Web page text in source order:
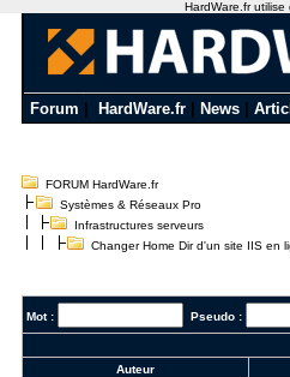
Forum HardWare.fr News
FORUM HardWare.fr
Systèmes & Réseaux Pro
Infrastructures serveurs
Changer Home Dir d'un site IIS en
Mot : Pseudo :
Auteur
HardWare.fr